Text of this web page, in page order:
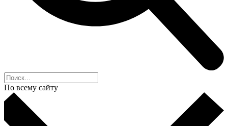
По всему сайту